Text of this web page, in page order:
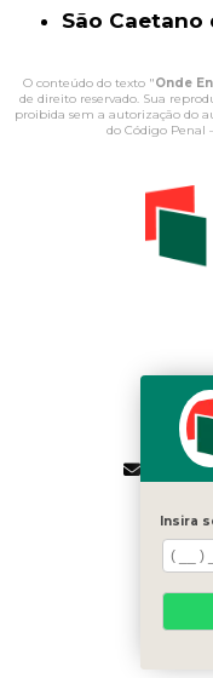
São Caetano
O conteúdo do texto "Onde
de direito reservado. Sua
proibida sem a autorização do
do Código Penal
Insira